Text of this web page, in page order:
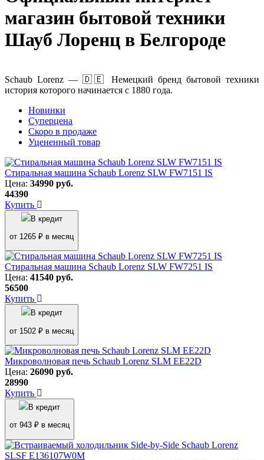
магазин бытовой техники
Шауб Лоренц в Белгороде
Schaub Lorenz — 🇩🇪 Немецкий бренд бытовой техники
история которого начинается с 1880 года.
Новинки
Суперцена
Скоро в продаже
Уцененный товар
Стиральная машина Schaub Lorenz SLW FW7151 IS
Цена: 34990 руб.
44390
Купить
В кредит
от 1265 ₽ в месяц
Стиральная машина Schaub Lorenz SLW FW7251 IS
Цена: 41540 руб.
56500
Купить
В кредит
от 1502 ₽ в месяц
Микроволновая печь Schaub Lorenz SLM EE22D
Цена: 26090 руб.
28990
Купить
В кредит
от 943 ₽ в месяц